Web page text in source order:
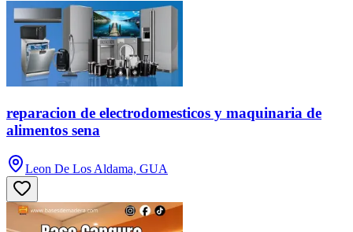
reparacion de electrodomesticos y maquinaria de
alimentos sena
Leon De Los Aldama, GUA